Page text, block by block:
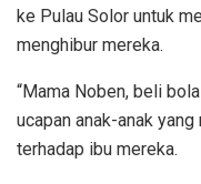
ke Pulau Solor untuk
menghibur mereka.
“Mama Noben, beli
ucapan anak-anak
terhadap ibu mereka.